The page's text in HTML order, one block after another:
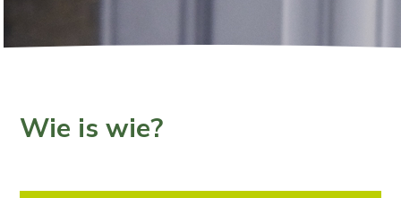
Wie is wie?